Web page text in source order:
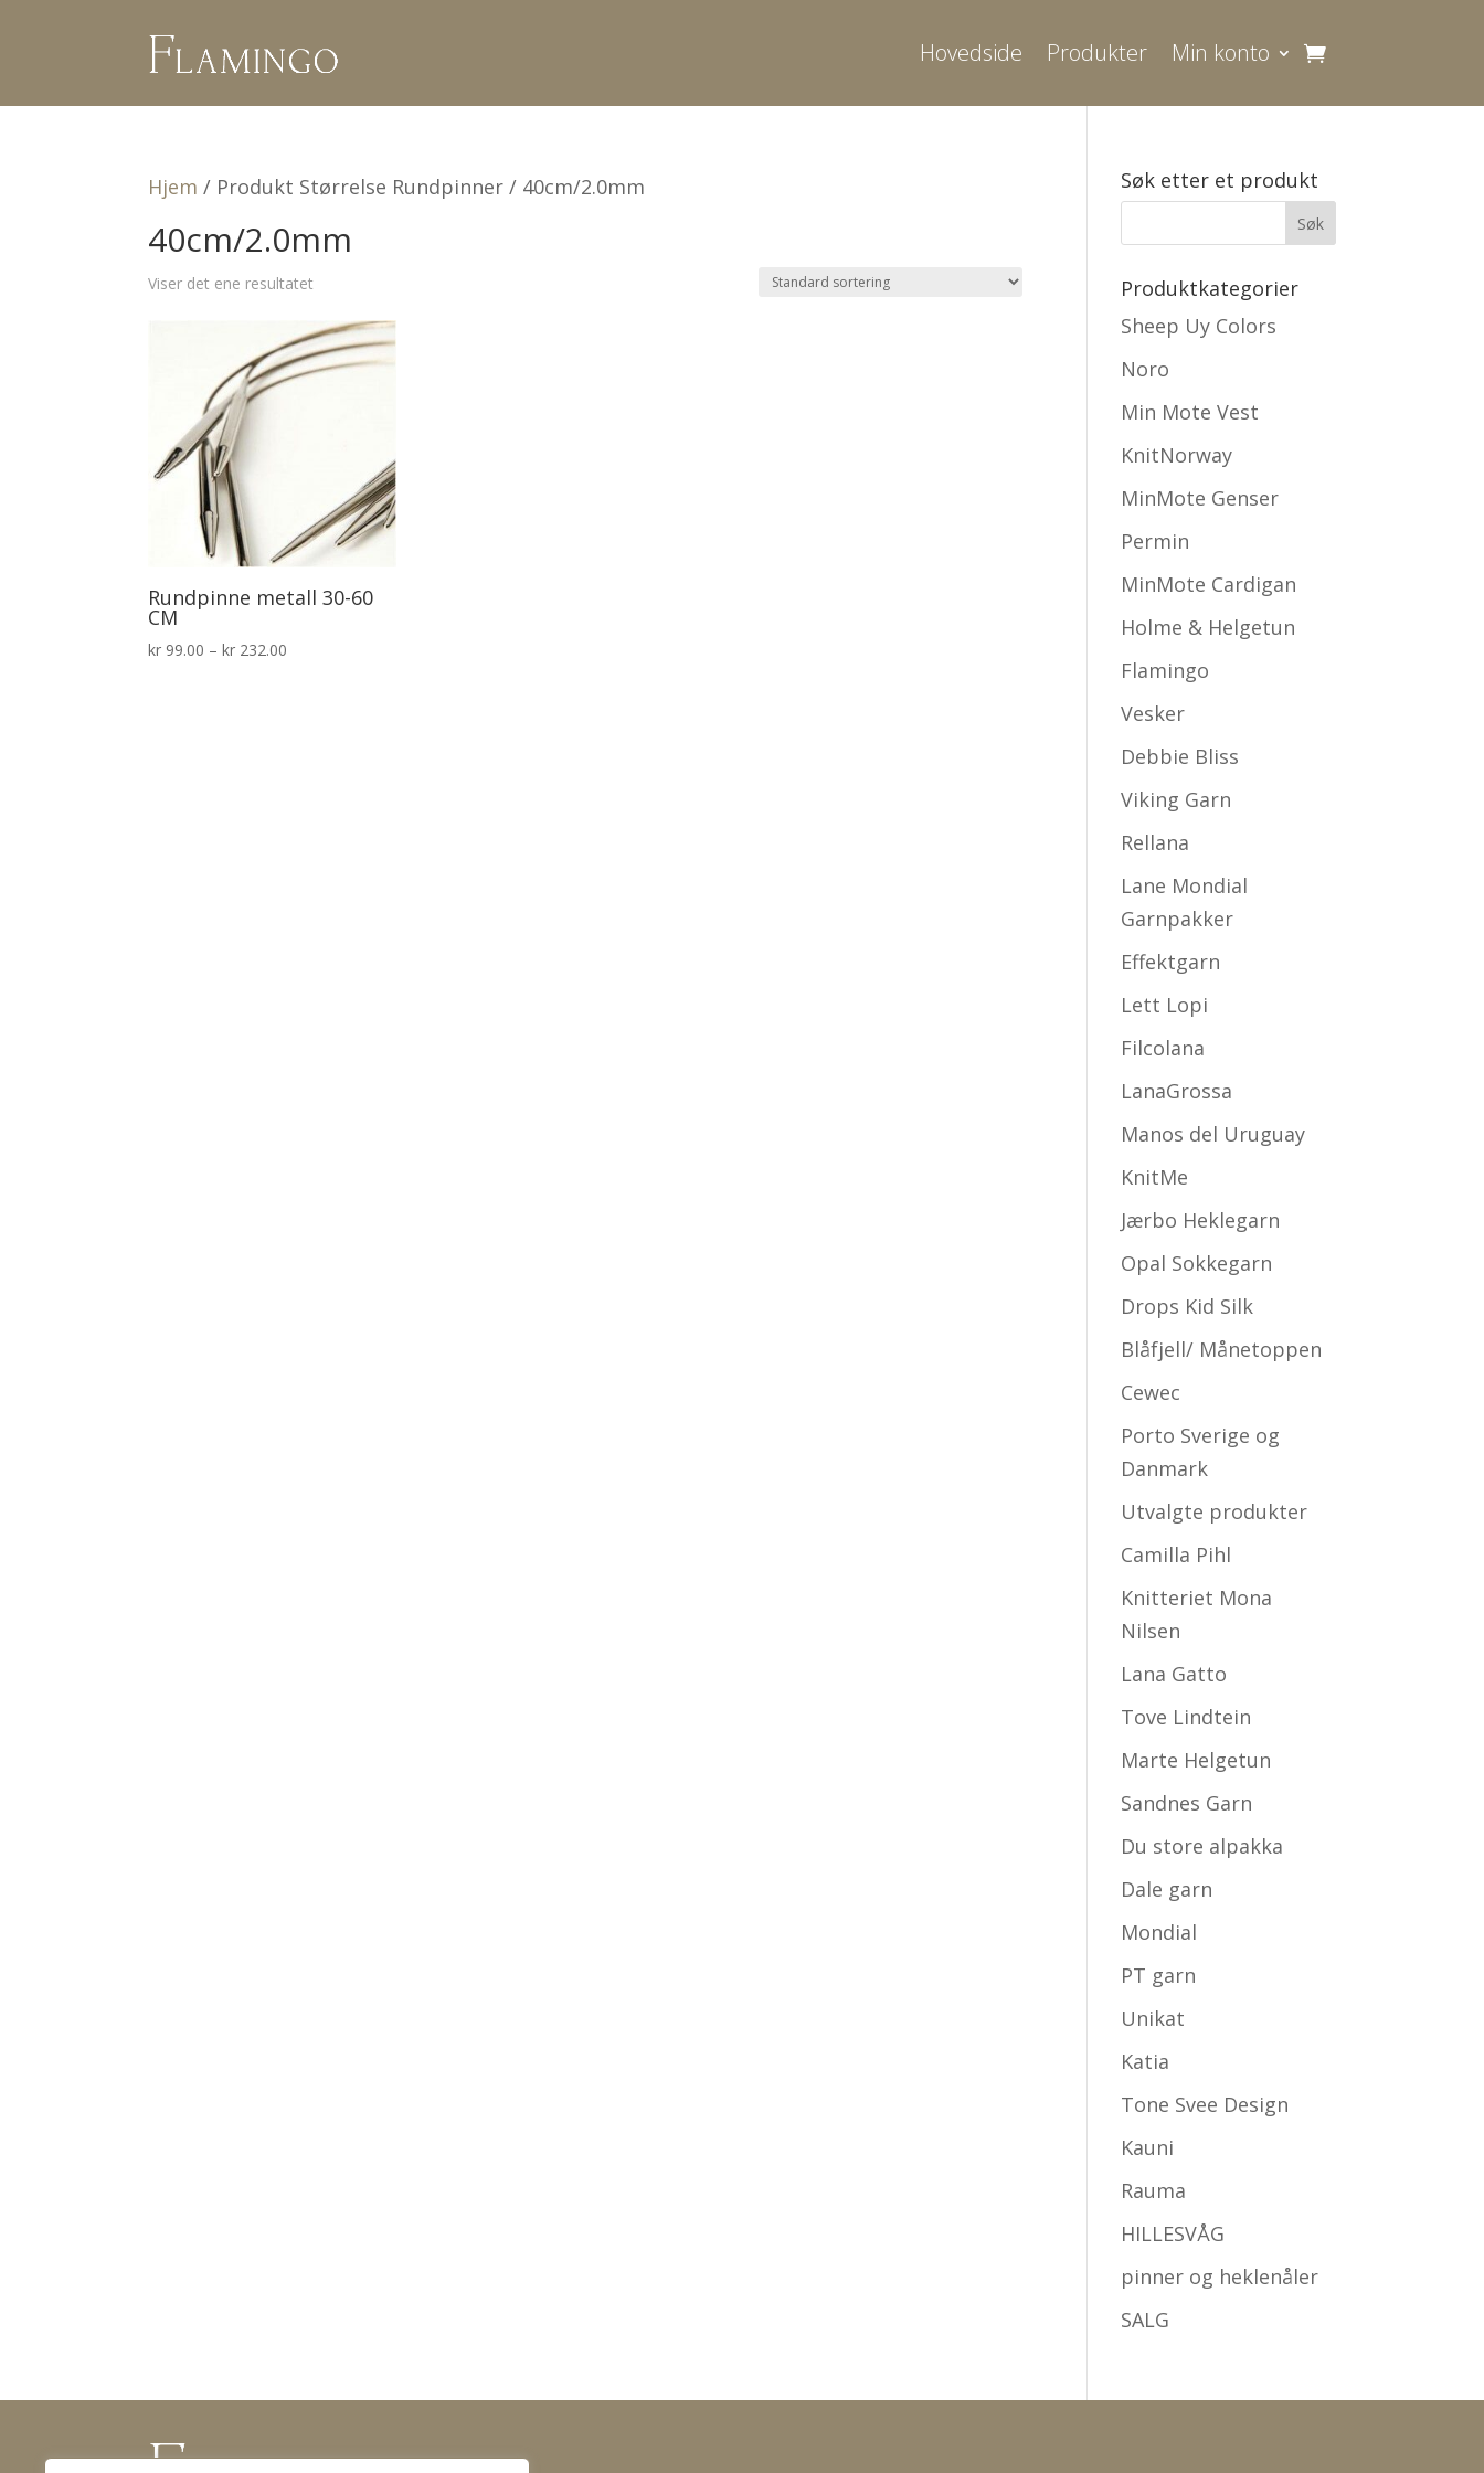
Hovedside Produkter Min konto
Hjem / Produkt Størrelse Rundpinner / 40cm/2.0mm
40cm/2.0mm
Viser det ene resultatet
Rundpinne metall 30-60
CM
kr 99.00 – kr 232.00
Søk etter et produkt
Produktkategorier
Sheep Uy Colors
Noro
Min Mote Vest
KnitNorway
MinMote Genser
Permin
MinMote Cardigan
Holme & Helgetun
Flamingo
Vesker
Debbie Bliss
Viking Garn
Rellana
Lane Mondial
Garnpakker
Effektgarn
Lett Lopi
Filcolana
LanaGrossa
Manos del Uruguay
KnitMe
Jærbo Heklegarn
Opal Sokkegarn
Drops Kid Silk
Blåfjell/ Månetoppen
Cewec
Porto Sverige og
Danmark
Utvalgte produkter
Camilla Pihl
Knitteriet Mona
Nilsen
Lana Gatto
Tove Lindtein
Marte Helgetun
Sandnes Garn
Du store alpakka
Dale garn
Mondial
PT garn
Unikat
Katia
Tone Svee Design
Kauni
Rauma
HILLESVÅG
pinner og heklenåler
SALG